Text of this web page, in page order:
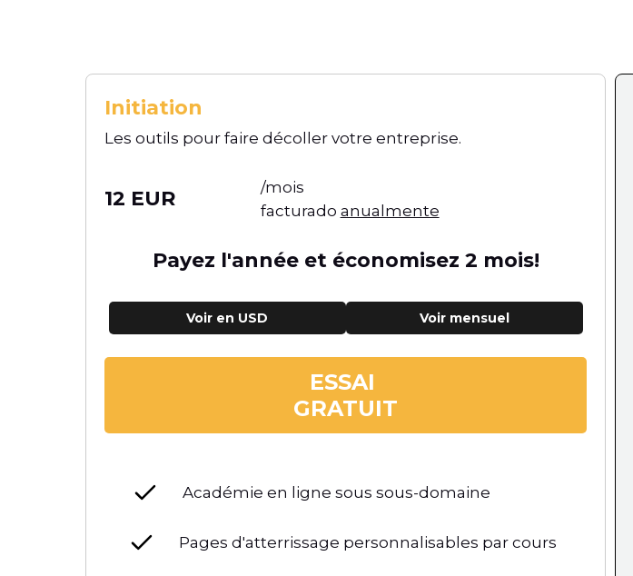
Initiation
Les outils pour faire décoller votre entreprise.
12 EUR
/mois
facturado anualmente
Payez l'année et économisez 2 mois!
Voir en USD Voir mensuel
ESSAI
GRATUIT
Académie en ligne sous sous-domaine
Pages d'atterrissage personnalisables par cours